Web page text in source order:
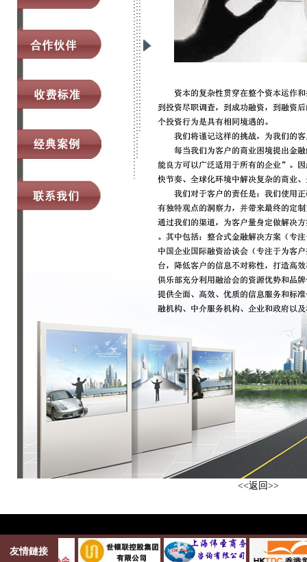
<<返回>>
友情鏈接